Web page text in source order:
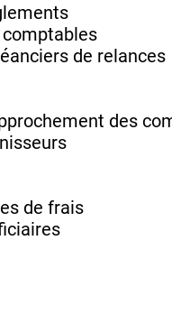
de relances
des
de frais